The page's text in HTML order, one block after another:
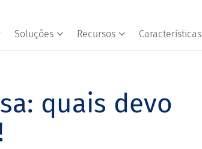
Soluções Recursos Características
quais devo